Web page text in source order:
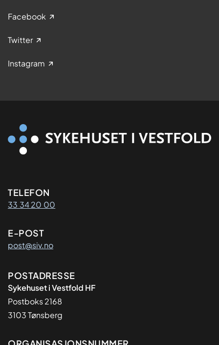
Facebook
Twitter
Instagram
Kontaktinformasjon
TELEFON
33 34 20 00
E-POST
post@siv.no
Adresse
POSTADRESSE
Sykehuset i Vestfold HF
Postboks 2168
3103 Tønsberg